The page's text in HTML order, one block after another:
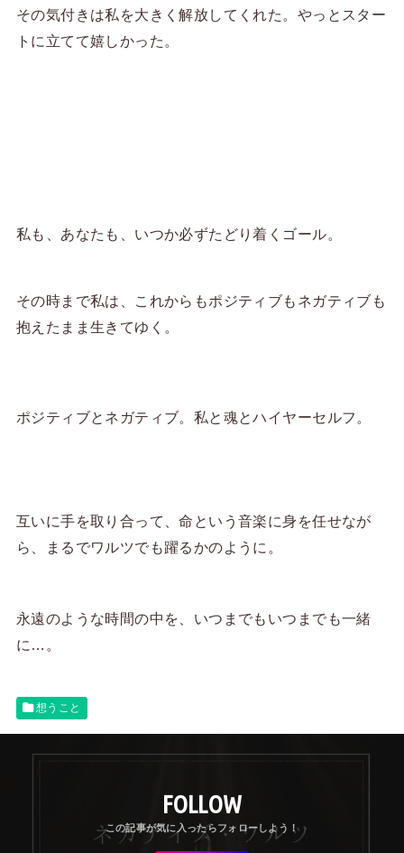
その気付きは私を大きく解放してくれた。やっとスター
トに立てて嬉しかった。
私も、あなたも、いつか必ずたどり着くゴール。
その時まで私は、これからもポジティブもネガティブも
抱えたまま生きてゆく。
ポジティブとネガティブ。私と魂とハイヤーセルフ。
互いに手を取り合って、命という音楽に身を任せなが
ら、まるでワルツでも躍るかのように。
永遠のような時間の中を、いつまでもいつまでも一緒
に…。
想うこと
FOLLOW